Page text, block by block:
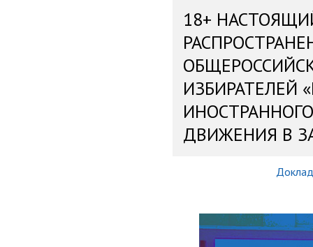
18+
ИЗБИРАТЕЛЕЙ
ДВИЖЕНИЯ В
Доклад